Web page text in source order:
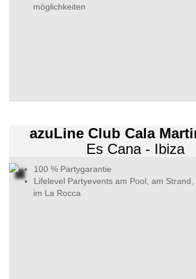
möglichkeiten
azuLine Club Cala
Es Cana - Ibiza
100 % Partygarantie
Lifelevel Partyevents am Pool, am
im La Rocca